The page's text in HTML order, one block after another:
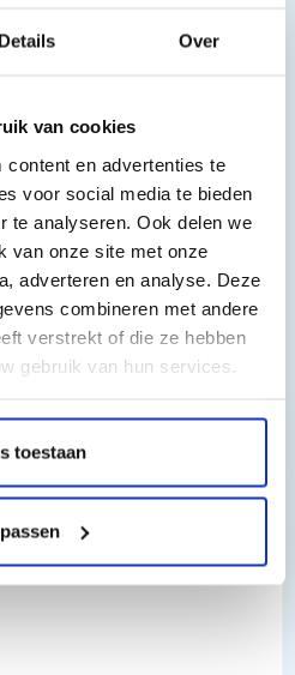
Details Over
van cookies
en advertenties te
voor social media te bieden
te analyseren. Ook delen we
van onze site met onze
adverteren en analyse. Deze
combineren met andere
verstrekt of die ze hebben
gebruik van hun services.
toestaan